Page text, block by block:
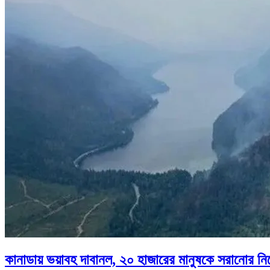
কানাডায় ভয়াবহ দাবানল, ২০ হাজারের মানুষকে সরানোর